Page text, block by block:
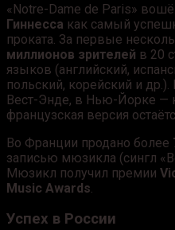
«Notre-Dame de Paris»
Гиннесса как самый
проката. За первые
миллионов зрителей в 20
языков (английский,
польский, корейский и
Вест-Энде, в Нью-Йорке —
французская версия
Во Франции продано более
записью мюзикла (сингл
Мюзикл получил премии
Music Awards
Успех в России